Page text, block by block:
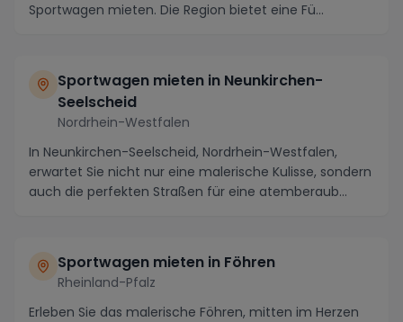
Sportwagen mieten. Die Region bietet eine Fü...
Sportwagen mieten in Neunkirchen-
Seelscheid
Nordrhein-Westfalen
In Neunkirchen-Seelscheid, Nordrhein-Westfalen,
erwartet Sie nicht nur eine malerische Kulisse, sondern
auch die perfekten Straßen für eine atemberaub...
Sportwagen mieten in Föhren
Rheinland-Pfalz
Erleben Sie das malerische Föhren, mitten im Herzen